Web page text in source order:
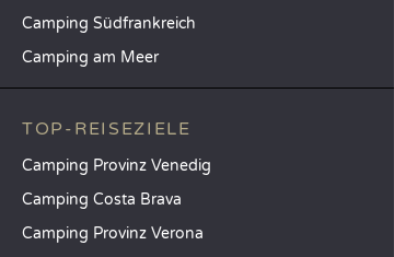
Camping Südfrankreich
Camping am Meer
TOP-REISEZIELE
Camping Provinz Venedig
Camping Costa Brava
Camping Provinz Verona